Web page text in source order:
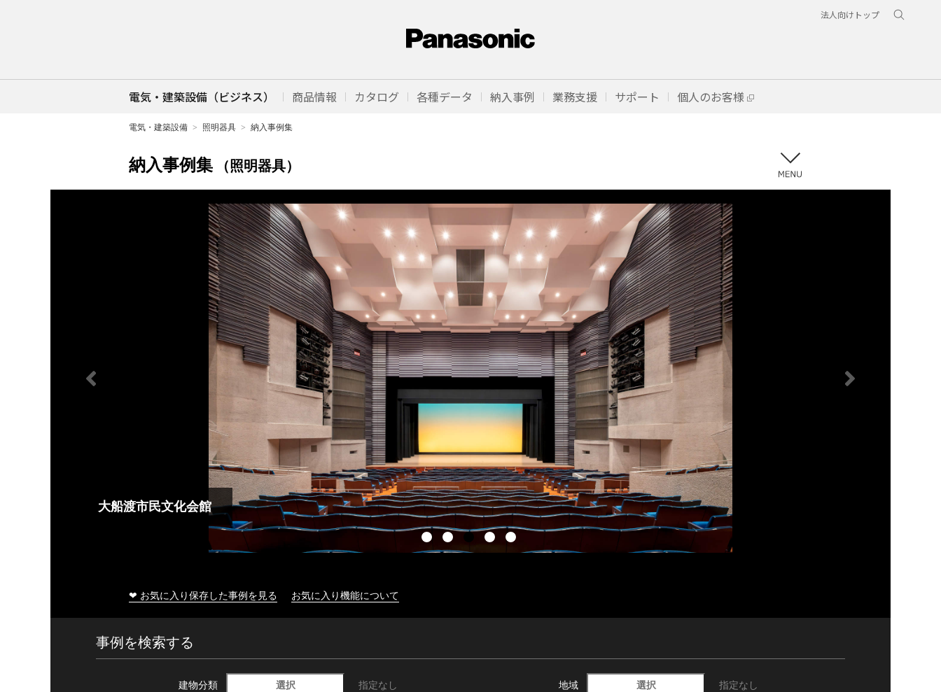
法人向けトップ
電気・建築設備（ビジネス） 商品情報 カタログ 各種データ 納入事例 業務支援 サポート 個人のお客様
電気・建築設備 照明器具 納入事例集
納入事例集 （照明器具）
大船渡市民文化会館
❤ お気に入り保存した事例を見る お気に入り機能について
事例を検索する
建物分類 選択 指定なし 地域 選択 指定なし